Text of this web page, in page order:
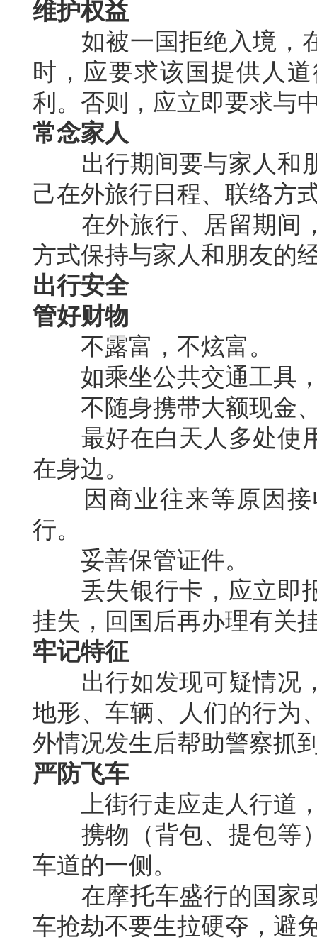
维护权益
如被一国拒绝入境，在
时，应要求该国提供人
利。否则，应立即要求与
常念家人
出行期间要与家人和朋
己在外旅行日程、联络方
在外旅行、居留期间，
方式保持与家人和朋友的
出行安全
管好财物
不露富，不炫富。
如乘坐公共交通工具，
不随身携带大额现金、
最好在白天人多处使用
在身边。
因商业往来等原因接
行。
妥善保管证件。
丢失银行卡，应立即报
挂失，回国后再办理有关
牢记特征
出行如发现可疑情况，
地形、车辆、人们的行为
外情况发生后帮助警察抓
严防飞车
上街行走应走人行道，
携物（背包、提包等）
车道的一侧。
在摩托车盛行的国家或
车抢劫不要生拉硬夺，避